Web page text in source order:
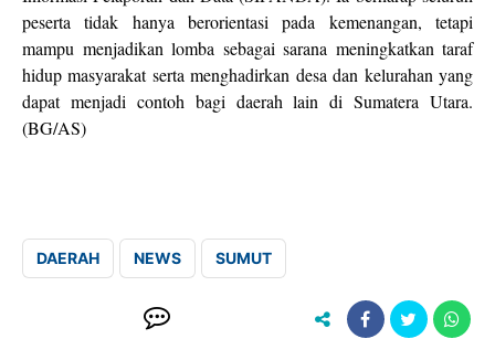
peserta tidak hanya berorientasi pada kemenangan, tetapi
mampu menjadikan lomba sebagai sarana meningkatkan taraf
hidup masyarakat serta menghadirkan desa dan kelurahan yang
dapat menjadi contoh bagi daerah lain di Sumatera Utara.
(BG/AS)
DAERAH NEWS SUMUT